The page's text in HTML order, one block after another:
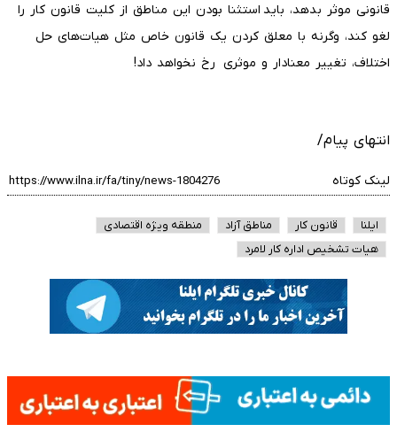
قانونی موثر بدهد، باید استثنا بودن این مناطق از کلیت قانون کار را
لغو کند، وگرنه با معلق کردن یک قانون خاص مثل هیات‌های حل
اختلاف، تغییر معنادار و موثری رخ نخواهد داد!
انتهای پیام/
لینک کوتاه
ایلنا قانون کار مناطق آزاد
منطقه ویژه اقتصادی
هیات تشخیص اداره کار لامرد